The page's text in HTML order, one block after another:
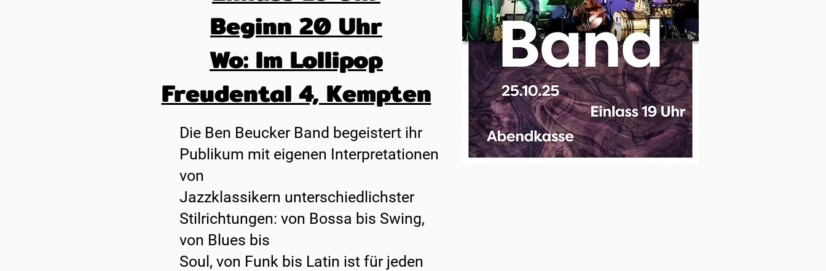
Die Ben Beucker Band begeistert ihr
Publikum mit eigenen Interpretationen
von
Jazzklassikern unterschiedlichster
Stilrichtungen: von Bossa bis Swing,
von Blues bis
Soul, von Funk bis Latin ist für jeden
Beginn 20 Uhr
Wo: Im Lollipop
Freudental 4, Kempten